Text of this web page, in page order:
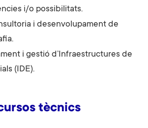
i/o possibilitats.
i desenvolupament de
i gestió d’Infraestructures de
(IDE).
tècnics